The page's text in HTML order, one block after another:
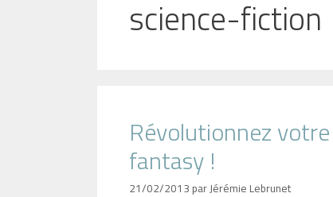
science-fiction
Révolutionnez
fantasy !
21/02/2013 par Jérémie Lebrunet